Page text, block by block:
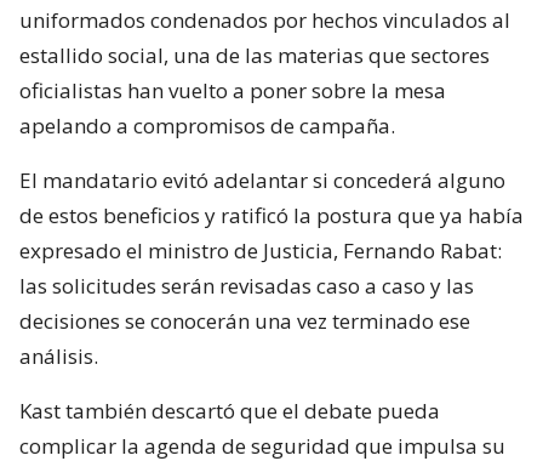
uniformados condenados por hechos vinculados al
estallido social, una de las materias que sectores
oficialistas han vuelto a poner sobre la mesa
apelando a compromisos de campaña.
El mandatario evitó adelantar si concederá alguno
de estos beneficios y ratificó la postura que ya había
expresado el ministro de Justicia, Fernando Rabat:
las solicitudes serán revisadas caso a caso y las
decisiones se conocerán una vez terminado ese
análisis.
Kast también descartó que el debate pueda
complicar la agenda de seguridad que impulsa su